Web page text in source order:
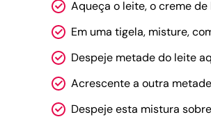
Aqueça o leite, o creme de
Em uma tigela, misture,
Despeje metade do leite
Acrescente a outra
Despeje esta mistura